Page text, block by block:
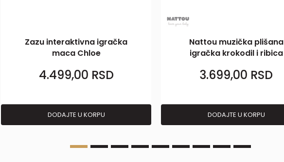
Zazu interaktivna igračka
maca Chloe
4.499,00 RSD
DODAJTE U KORPU
Nattou muzička plišana
igračka krokodil i ribica
3.699,00 RSD
DODAJTE U KORPU